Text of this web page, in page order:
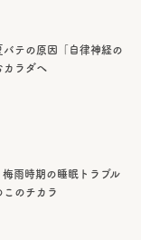
テの原因「自律神経の
カラダへ
雨時期の睡眠トラブル
のチカラ